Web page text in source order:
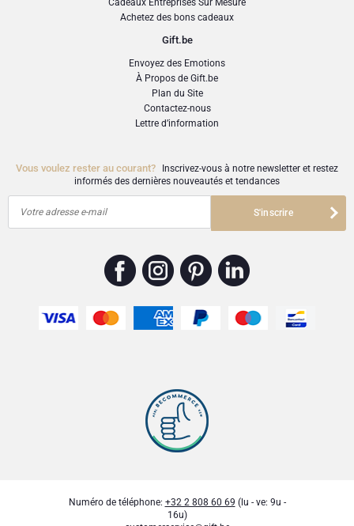
Vous voulez rester au courant?
Inscrivez-vous à notre newsletter et restez
informés des dernières nouveautés et tendances
Votre adresse e-mail S'inscrire
Achetez des bons cadeaux
Gift.be
Envoyez des Emotions
À Propos de Gift.be
Plan du Site
Contactez-nous
Lettre d’information
Numéro de téléphone: +32 2 808 60 69 (lu - ve: 9u -
16u)